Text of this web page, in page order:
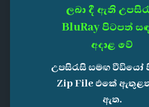
ලබා දී ඇති
BluRay පිටපත්
අදාළ වේ
උපසිරැසි සමඟ වීඩියෝ
Zip File එකේ
ඇත.